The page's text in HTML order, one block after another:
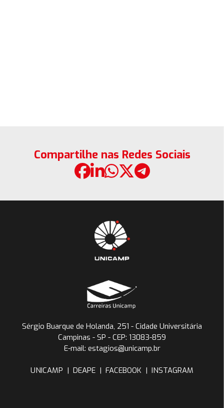
Compartilhe nas Redes Sociais
Sérgio Buarque de Holanda, 251 - Cidade Universitária
Campinas - SP - CEP: 13083-859
E-mail: estagios@unicamp.br
UNICAMP | DEAPE | FACEBOOK | INSTAGRAM